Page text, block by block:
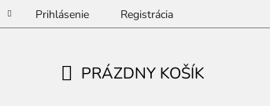
Prihlásenie Registrácia
PRÁZDNY KOŠÍK